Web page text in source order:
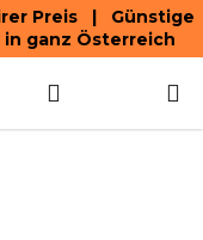
Preis | Günstige
ganz Österreich